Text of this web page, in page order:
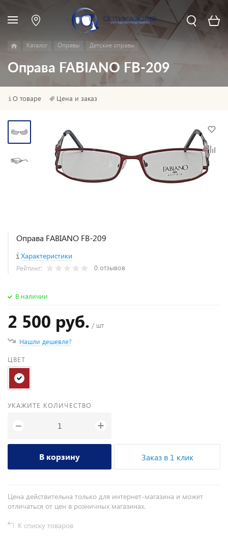
Каталог Оправы Детские оправы
Оправа FABIANO FB-209
О товаре Цена и заказ
Оправа FABIANO FB-209
Характеристики
Рейтинг: 0 отзывов
В наличии
2 500 руб. / шт
Нашли дешевле?
ЦВЕТ
УКАЖИТЕ КОЛИЧЕСТВО
− +
В корзину Заказ в 1 клик
Цена действительна только для интернет-магазина и может
отличаться от цен в розничных магазинах.
К списку товаров